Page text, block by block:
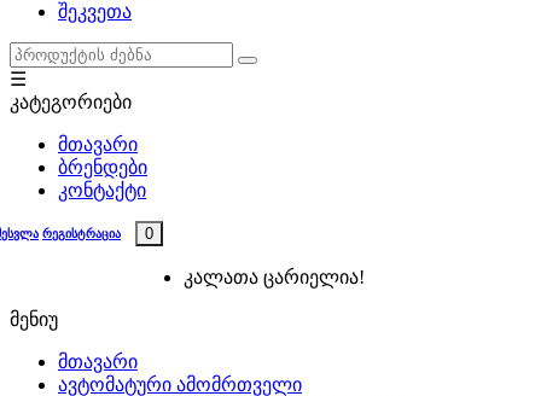
შეკვეთა
☰
კატეგორიები
მთავარი
ბრენდები
კონტაქტი
რეგისტრაცია 0
კალათა ცარიელია!
მენიუ
მთავარი
ავტომატური ამომრთველი